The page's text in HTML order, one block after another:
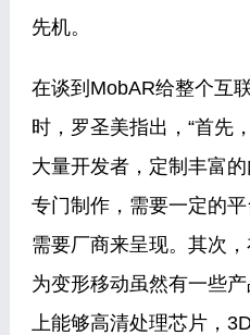
先机。
在谈到MobAR给整个互
时，罗圣美指出，“首先
大量开发者，定制丰富
专门制作，需要一定的
需要厂商来呈现。其次
为变形移动虽然有一些
上能够高清处理芯片，